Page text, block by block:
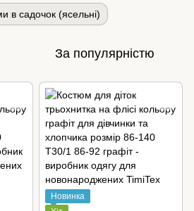
в садочок (ясельні)
За популярністю
Новинка